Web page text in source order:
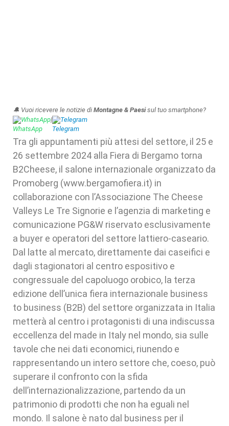
🔔 Vuoi ricevere le notizie di Montagne & Paesisul tuo smartphone?
WhatsApp| Telegram
Tra gli appuntamenti più attesi del settore, il 25 e
26 settembre 2024 alla Fiera di Bergamo torna
B2Cheese, il salone internazionale organizzato da
Promoberg (www.bergamofiera.it) in
collaborazione con l’Associazione The Cheese
Valleys Le Tre Signorie e l’agenzia di marketing e
comunicazione PG&W riservato esclusivamente
a buyer e operatori del settore lattiero-caseario.
Dal latte al mercato, direttamente dai caseifici e
dagli stagionatori al centro espositivo e
congressuale del capoluogo orobico, la terza
edizione dell’unica fiera internazionale business
to business (B2B) del settore organizzata in Italia
metterà al centro i protagonisti di una indiscussa
eccellenza del made in Italy nel mondo, sia sulle
tavole che nei dati economici, riunendo e
rappresentando un intero settore che, coeso, può
superare il confronto con la sfida
dell’internazionalizzazione, partendo da un
patrimonio di prodotti che non ha eguali nel
mondo. Il salone è nato dal business per il